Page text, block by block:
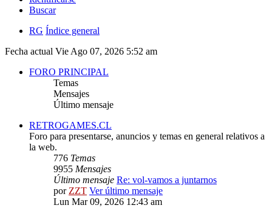
Buscar
RG Índice general
Fecha actual Vie Ago 07, 2026 5:52 am
FORO PRINCIPAL
Temas
Mensajes
Último mensaje
RETROGAMES.CL
Foro para presentarse, anuncios y temas en general relativos a
la web.
776 Temas
9955 Mensajes
Último mensaje Re: vol-vamos a juntarnos
porZZT Ver último mensaje
Lun Mar 09, 2026 12:43 am